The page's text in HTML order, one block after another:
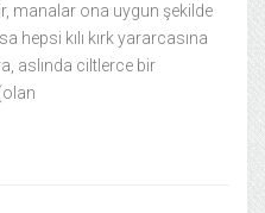
manalar ona uygun şekilde
hepsi kılı kırk yararcasına
aslında ciltlerce bir